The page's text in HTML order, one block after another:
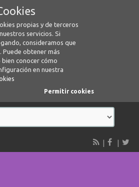
propias y de terceros
servicios. Si
consideramos que
Puede obtener más
conocer cómo
en nuestra
Permitir cookies